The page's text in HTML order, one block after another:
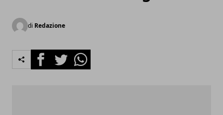
di Redazione
FacebookTwitterWhatsapp